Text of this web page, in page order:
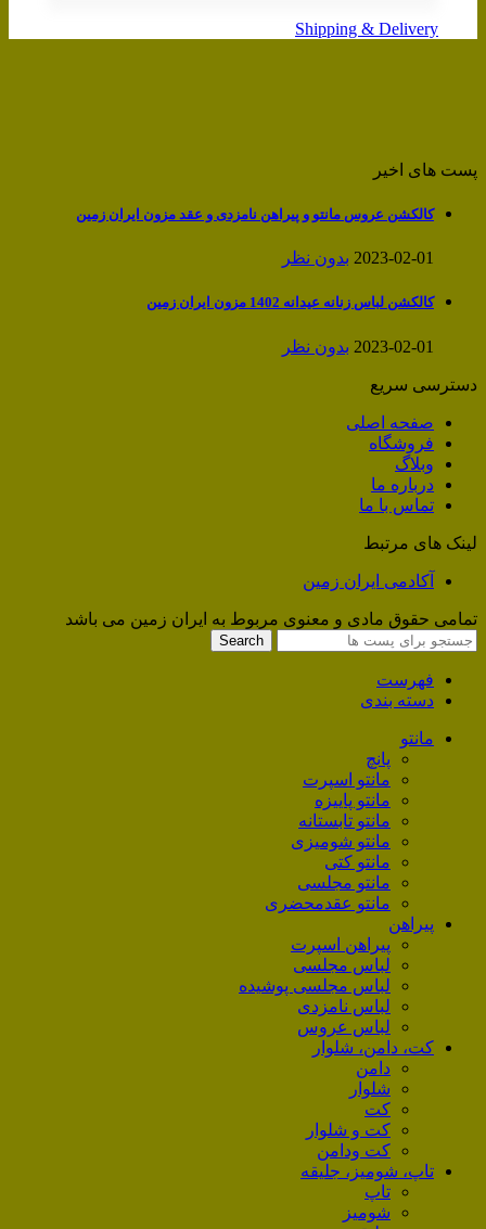
Shipping & Delivery
پست های اخیر
کالکشن عروس مانتو و پیراهن نامزدی و عقد مزون ایران زمین
2023-02-01 بدون نظر
کالکشن لباس زنانه عیدانه 1402 مزون ایران زمین
2023-02-01 بدون نظر
دسترسی سریع
صفحه اصلی
فروشگاه
وبلاگ
درباره ما
تماس با ما
لینک های مرتبط
آکادمی ایران زمین
تمامی حقوق مادی و معنوی مربوط به ایران زمین می باشد
Search
فهرست
دسته بندی
مانتو
پانچ
مانتو اسپرت
مانتو پاییزه
مانتو تابستانه
مانتو شومیزی
مانتو کتی
مانتو مجلسی
مانتو عقد‌محضری
پیراهن
پیراهن اسپرت
لباس مجلسی
لباس مجلسی پوشیده
لباس نامزدی
لباس عروس
کت، دامن، شلوار
دامن
شلوار
کت
کت و شلوار
کت ودامن
تاپ، شومیز، جلیقه
تاپ
شومیز